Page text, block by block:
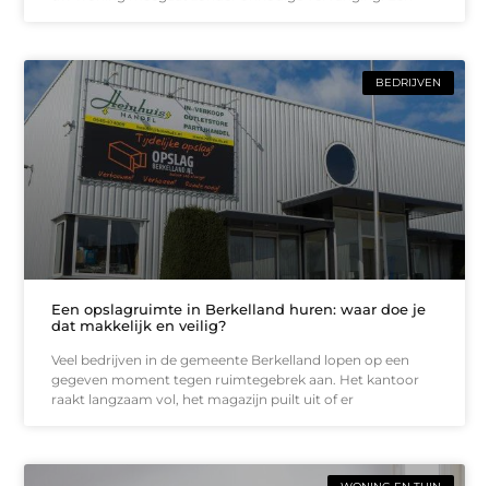
BEDRIJVEN
Een opslagruimte in Berkelland huren: waar doe je
dat makkelijk en veilig?
Veel bedrijven in de gemeente Berkelland lopen op een
gegeven moment tegen ruimtegebrek aan. Het kantoor
raakt langzaam vol, het magazijn puilt uit of er